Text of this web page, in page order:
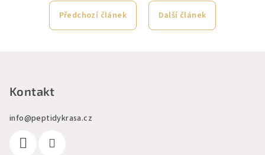
Předchozí článek Další článek
Kontakt
info@peptidykrasa.cz